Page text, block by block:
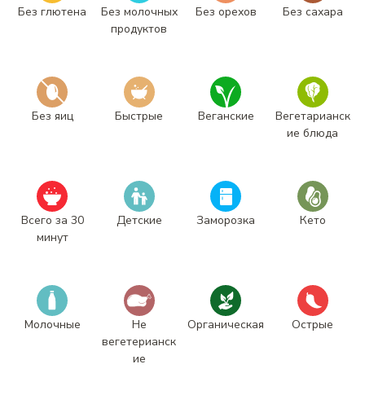
Без глютена
Без молочных
продуктов
Без орехов Без сахара
Без яиц Быстрые Веганские
Вегетарианск
ие блюда
Всего за 30
минут
Детские Заморозка Кето
Молочные
Не
вегетерианск
ие
Органическая Острые